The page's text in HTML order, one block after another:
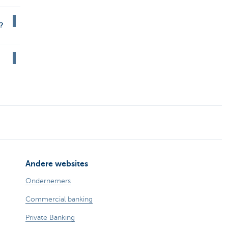
Andere websites
Ondernemers
Commercial banking
Private Banking